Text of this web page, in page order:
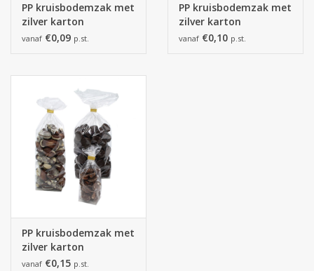
PP kruisbodemzak met
zilver karton
140x305mm
vanaf €0,09 p.st.
PP kruisbodemzak met
zilver karton
170x320mm
vanaf €0,10 p.st.
PP kruisbodemzak met
zilver karton
210x385mm
vanaf €0,15 p.st.